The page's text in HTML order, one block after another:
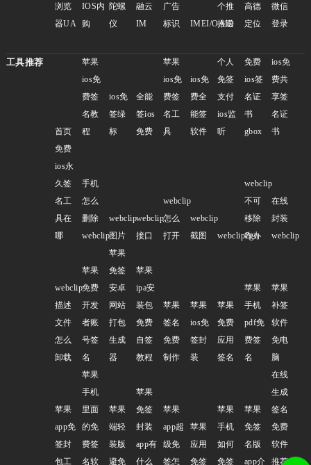
浏览
器UA
IOS内
购
陀螺
仪
融云
IM
广告
标识
IMEI/OAID
个推
推送
高德
定位
微信
登录
工具推荐
首页
苹果
ios免
费签
名教
程
ios免
签绿
标
全能
签ios
免费
苹果
ios免
费签
名工
具
ios免
费全
能签
软件
个人
免签
支付
ios监
听
免费
ios签
名证
书
gbox
ios免
费共
享签
名证
书
免费
ios永
久签
名工
具在
哪
手机
怎么
删除
webclip
webclip
图片
webclip
接口
webclip
怎么
打开
webclip
截图
webclip2go
webclip
不可
移除
咋办
在线
封装
webclip
webclip
描述
文件
怎么
卸载
苹果
免费
开发
者账
号签
名
苹果
免签
安卓
网站
打包
生成
器
苹果
ipa安
装包
免费
自签
教程
苹果
签名
免费
制作
苹果
ios免
签封
装
苹果
免费
应用
签名
苹果
手机
pdf免
费签
名
苹果
补签
软件
免电
脑
苹果
app免
签封
包工
苹果
手机
里面
的免
费签
名软
苹果
端轻
装版
避免
苹果
免签
封装
app有
什么
苹果
app超
级免
签怎
苹果
应用
免签
苹果
手机
如何
免签
苹果
免签
名版
app介
在线
生成
签名
免费
软件
推荐